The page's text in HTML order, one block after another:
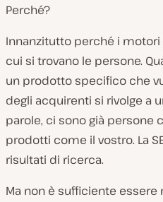
Perché?
Innanzitutto perché i
cui si trovano le persone.
un prodotto specifico che
degli acquirenti si rivolge a
parole, ci sono già persone
prodotti come il vostro. La
risultati di ricerca.
Ma non è sufficiente